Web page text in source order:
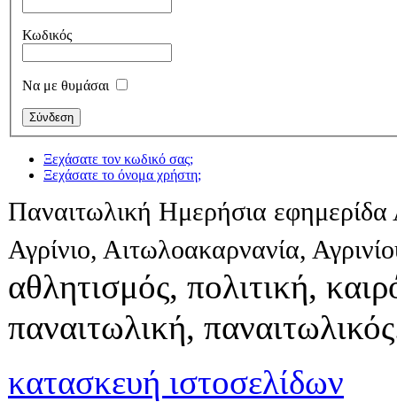
Κωδικός
Να με θυμάσαι
Ξεχάσατε τον κωδικό σας;
Ξεχάσατε το όνομα χρήστη;
Παναιτωλική Ημερήσια εφημερίδα
Αγρίνιο, Αιτωλοακαρνανία,
αθλητισμός, πολιτική,
παναιτωλική,
κατασκευή ιστοσελίδων